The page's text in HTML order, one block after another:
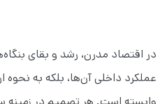
در اقتصاد مدرن، رشد و بقای
عملکرد داخلی آن‌ها، بلکه به نحوه